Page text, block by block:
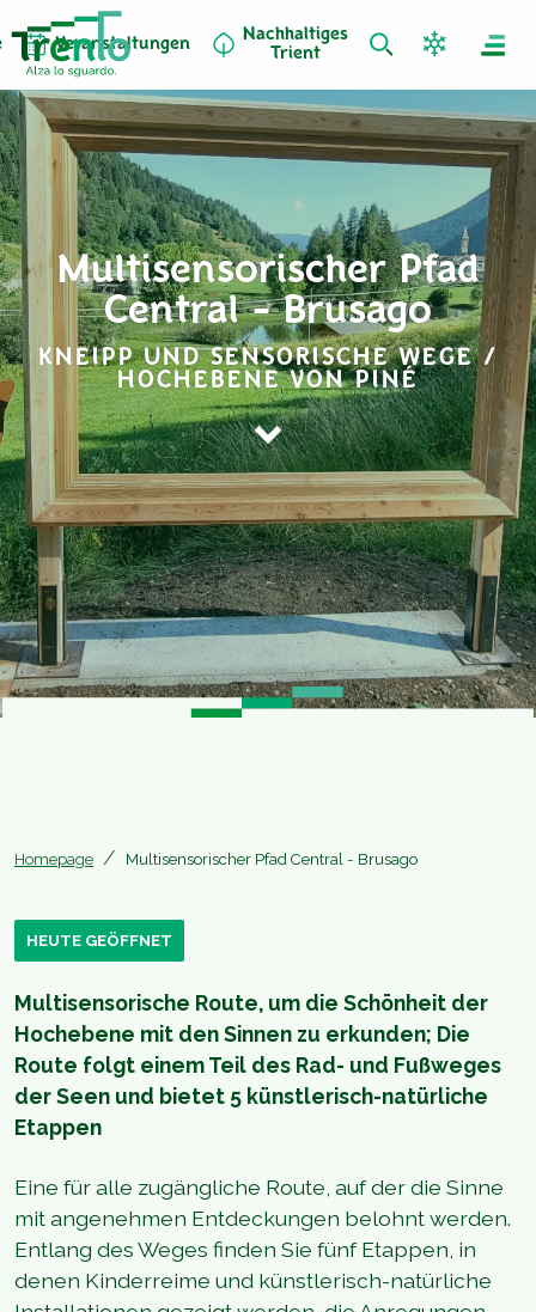
Veranstaltungen
Nachhaltiges
Trient
Multisensorischer Pfad
Central - Brusago
KNEIPP UND SENSORISCHE WEGE /
HOCHEBENE VON PINÉ
Homepage Multisensorischer Pfad Central - Brusago
HEUTE GEÖFFNET
Multisensorische Route, um die Schönheit der
Hochebene mit den Sinnen zu erkunden; Die
Route folgt einem Teil des Rad- und Fußweges
der Seen und bietet 5 künstlerisch-natürliche
Etappen
Eine für alle zugängliche Route, auf der die Sinne
mit angenehmen Entdeckungen belohnt werden.
Entlang des Weges finden Sie fünf Etappen, in
denen Kinderreime und künstlerisch-natürliche